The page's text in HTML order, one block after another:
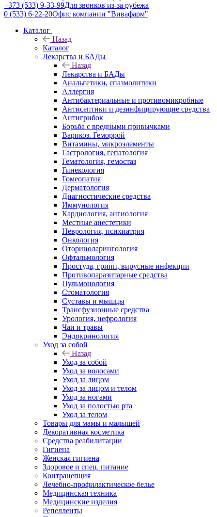
+373 (533) 9-33-99Для звонков из-за рубежа
0 (533) 6-22-20Офис компании "Вивафарм"
Каталог
Назад
Каталог
Лекарства и БАДы
Назад
Лекарства и БАДы
Анальгетики, спазмолитики
Аллергия
Антибактериальные и противомикробные
Антисептики и дезинфицирующие средства
Антигрибок
Борьба с вредными привычками
Варикоз. Геморрой
Витамины, микроэлементы
Гастрология, гепатология
Гематология, гемостаз
Гинекология
Гомеопатия
Дерматология
Диагностические средства
Иммунология
Кардиология, ангиология
Местные анестетики
Неврология, психиатрия
Онкология
Оториноларингология
Офтальмология
Простуда, грипп, вирусные инфекции
Противопаразитарные средства
Пульмонология
Стоматология
Суставы и мышцы
Трансфузионные средства
Урология, нефрология
Чаи и травы
Эндокринология
Уход за собой
Назад
Уход за собой
Уход за волосами
Уход за лицом
Уход за лицом и телом
Уход за ногами
Уход за полостью рта
Уход за телом
Товары для мамы и малышей
Декоративная косметика
Средства реабилитации
Гигиена
Женская гигиена
Здоровое и спец. питание
Контрацепция
Лечебно-профилактическое белье
Медицинская техника
Медицинские изделия
Репелленты